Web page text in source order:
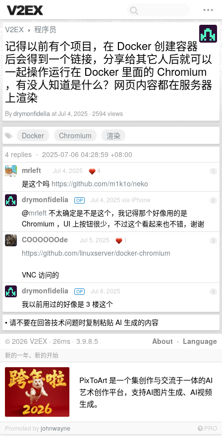
V2EX › 程序员
记得以前有个项目，在 Docker 创建容器
后会得到一个链接，分享给其它人后就可以
一起操作运行在 Docker 里面的 Chromium
，有没人知道是什么？网页内容都在服务器
上渲染
Bydrymonfideliaat Jul 4, 2025 · 2594 views
Docker Chromium
渲染
4 replies • 2025-07-06 04:28:59 +08:00
1
mrleft Jul 4, 2025 4
是这个吗 https://github.com/m1k1o/neko
2
drymonfidelia OP Jul 4, 2025 via iPhone
@mrleft 不太确定是不是这个，我记得那个好像用的是
Chromium ，UI 上按钮很少，不过这个看起来也不错，谢谢
3
COOOOOOde Jul 5, 2025 1
https://github.com/linuxserver/docker-chromium
VNC 访问的
4
drymonfidelia OP Jul 6, 2025
我以前用过的好像是 3 楼这个
• 请不要在回答技术问题时复制粘贴 AI 生成的内容
About · Language
© 2026 V2EX · 26ms · 3.9.8.5
新的一年，新的开始
PixToArt 是一个集创作与交流于一体的AI
艺术创作平台，支持AI图片生成、AI视频
生成。
Promoted byjohnwayne PRO